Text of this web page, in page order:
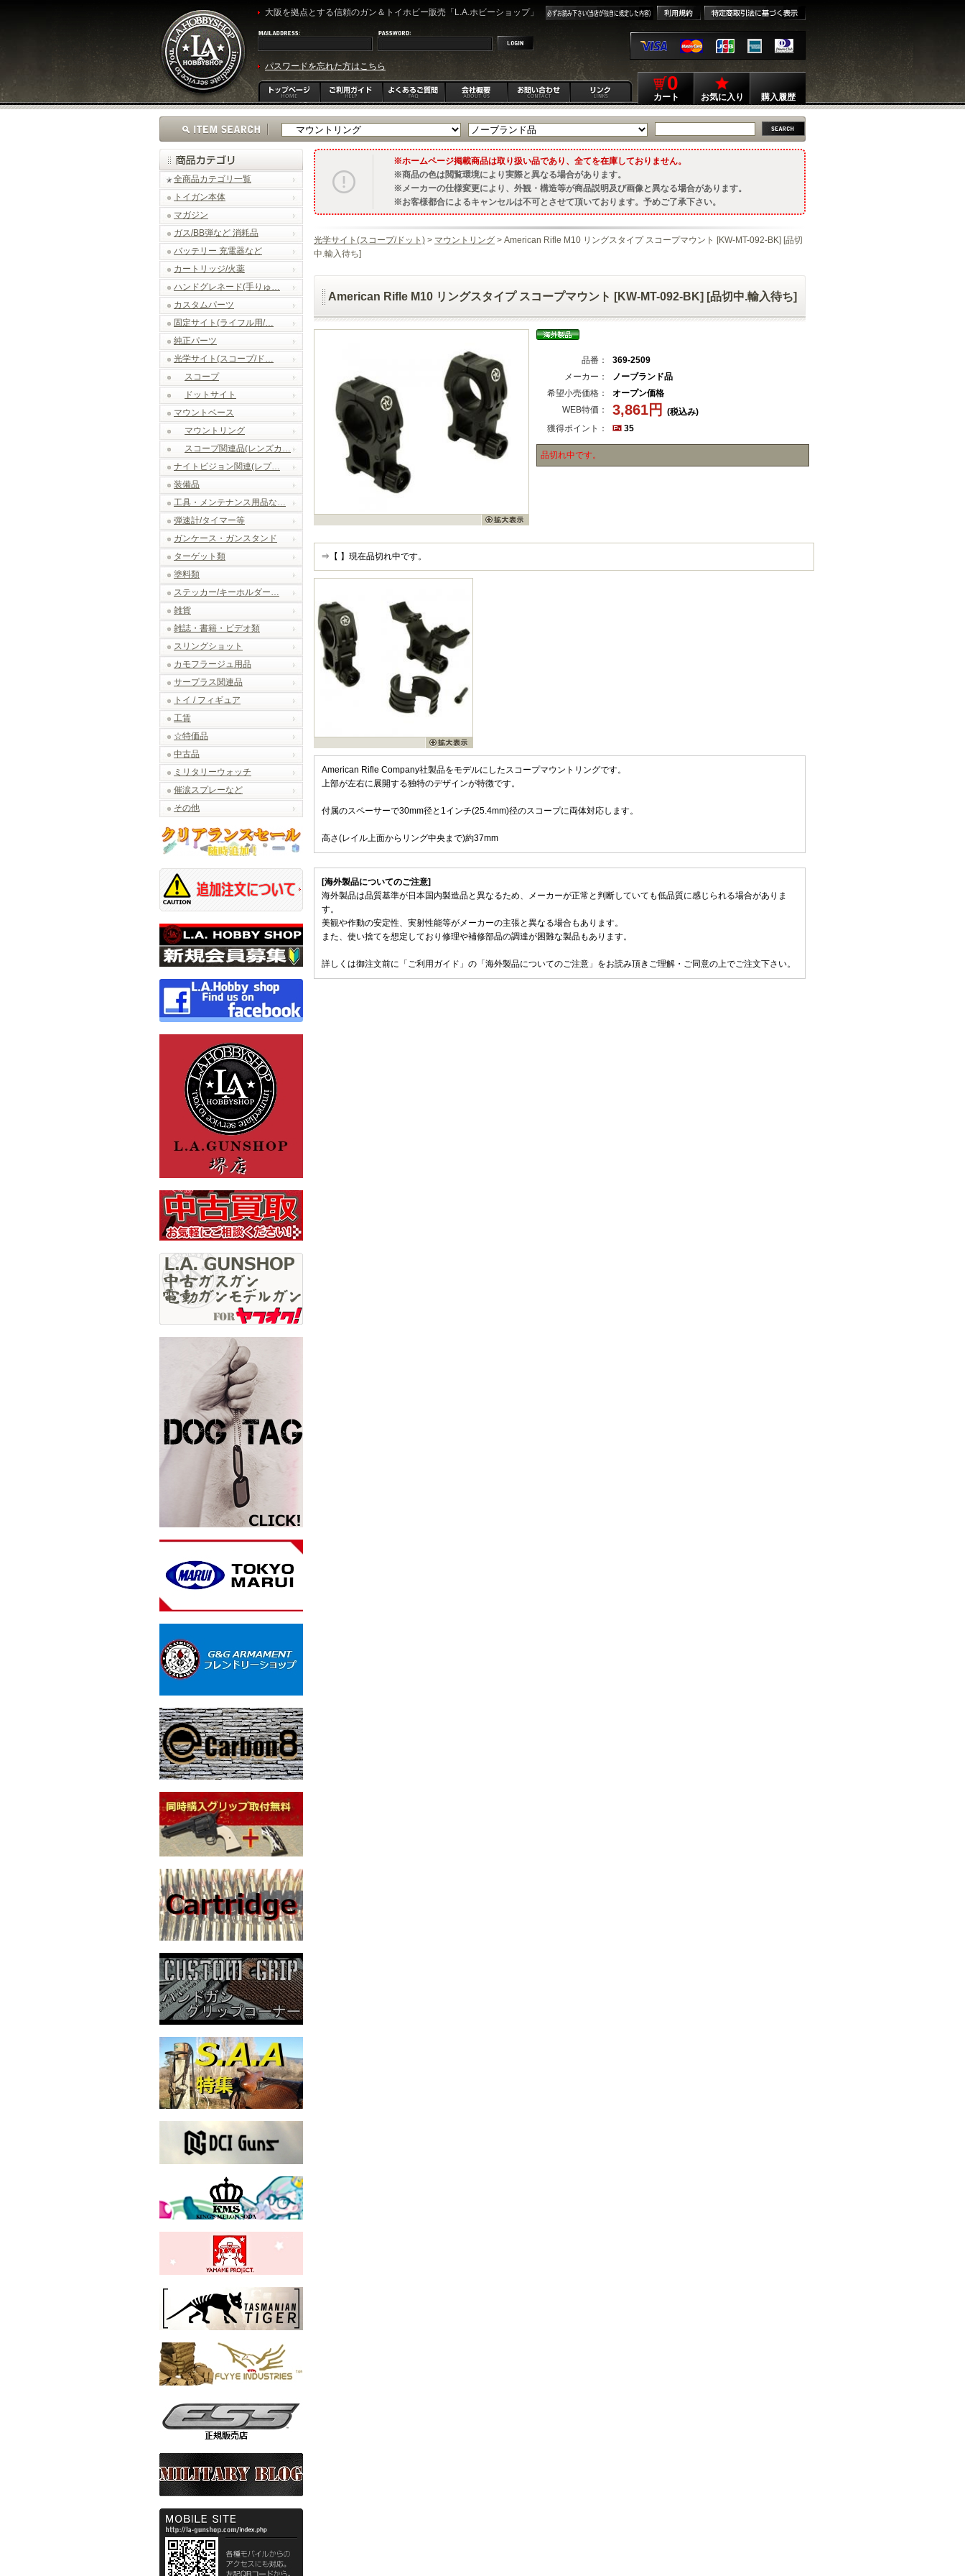
大阪を拠点とする信頼のガン＆トイホビー販売「L.A.ホビーショップ」
パスワードを忘れた方はこちら
0
カート お気に入り 購入履歴
全商品カテゴリ一覧
トイガン本体
マガジン
ガス/BB弾など 消耗品
バッテリー 充電器など
カートリッジ/火薬
ハンドグレネード(手りゅ…
カスタムパーツ
固定サイト(ライフル用/…
純正パーツ
光学サイト(スコープ/ド…
スコープ
ドットサイト
マウントベース
マウントリング
スコープ関連品(レンズカ…
ナイトビジョン関連(レプ…
装備品
工具・メンテナンス用品な…
弾速計/タイマー等
ガンケース・ガンスタンド
ターゲット類
塗料類
ステッカー/キーホルダー…
雑貨
雑誌・書籍・ビデオ類
スリングショット
カモフラージュ用品
サープラス関連品
トイ / フィギュア
工賃
☆特価品
中古品
ミリタリーウォッチ
催涙スプレーなど
その他
ホームページ掲載商品は取り扱い品であり、全てを在庫しておりません。
商品の色は閲覧環境により実際と異なる場合があります。
メーカーの仕様変更により、外観・構造等が商品説明及び画像と異なる場合があります。
お客様都合によるキャンセルは不可とさせて頂いております。予めご了承下さい。
光学サイト(スコープ/ドット) > マウントリング > American Rifle M10 リングスタイプ スコープマウント [KW-MT-092-BK] [品切
中.輸入待ち]
American Rifle M10 リングスタイプ スコープマウント [KW-MT-092-BK] [品切中.輸入待ち]
品番：
369-2509
メーカー：
ノーブランド品
希望小売価格：
オープン価格
WEB特価：
3,861円
(税込み)
獲得ポイント：
35
品切れ中です。
⇒【 】現在品切れ中です。
American Rifle Company社製品をモデルにしたスコープマウントリングです。
上部が左右に展開する独特のデザインが特徴です。
付属のスペーサーで30mm径と1インチ(25.4mm)径のスコープに両体対応します。
高さ(レイル上面からリング中央まで)約37mm
[海外製品についてのご注意]
海外製品は品質基準が日本国内製造品と異なるため、メーカーが正常と判断していても低品質に感じられる場合がありま
す。
美観や作動の安定性、実射性能等がメーカーの主張と異なる場合もあります。
また、使い捨てを想定しており修理や補修部品の調達が困難な製品もあります。
詳しくは御注文前に「ご利用ガイド」の「海外製品についてのご注意」をお読み頂きご理解・ご同意の上でご注文下さい。